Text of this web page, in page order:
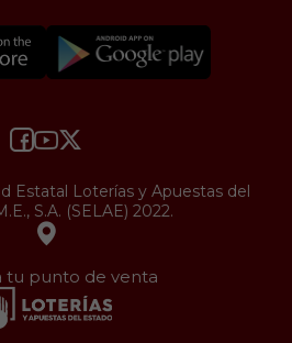
Estatal Loterías y Apuestas del
S.A. (SELAE) 2022.
tu punto de venta